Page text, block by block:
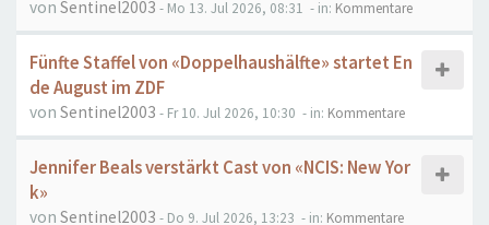
von Sentinel2003 - Mo 13. Jul 2026, 08:31 - in: Kommentare
Fünfte Staffel von «Doppelhaushälfte» startet En
de August im ZDF
von Sentinel2003 - Fr 10. Jul 2026, 10:30 - in: Kommentare
Jennifer Beals verstärkt Cast von «NCIS: New Yor
k»
von Sentinel2003 - Do 9. Jul 2026, 13:23 - in: Kommentare